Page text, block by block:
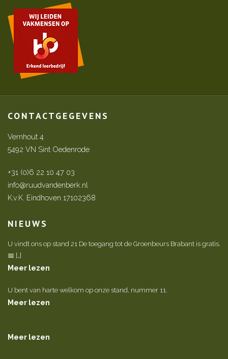
CONTACTGEGEVENS
Vernhout 4
5492 VN Sint Oedenrode
+31 (0)6 22 10 47 03
info@ruudvandenberk.nl
K.v.K. Eindhoven 17102368
NIEUWS
U vindt ons op stand 21 De toegang tot de Groenbeurs Brabant is gratis.
📅 […]
Meer lezen
U bent van harte welkom op onze stand, nummer 11.
Meer lezen
Meer lezen